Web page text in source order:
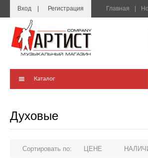
Вход Регистрация Главная
Каталог
Духовые
Сортировать по: ЦЕНЕ